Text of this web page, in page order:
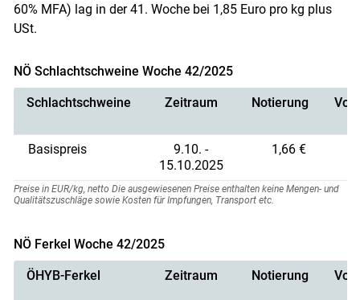
60% MFA) lag in der 41. Woche bei 1,85 Euro pro kg plus
USt.
NÖ Schlachtschweine Woche 42/2025
Schlachtschweine Zeitraum Notierung
Basispreis
9.10. -
15.10.2025
1,66 €
Preise in EUR/kg, netto Die ausgewiesenen Preise enthalten keine Mengen- und
Qualitätszuschläge sowie Kosten für Impfungen, Transport etc.
NÖ Ferkel Woche 42/2025
ÖHYB-Ferkel Zeitraum Notierung